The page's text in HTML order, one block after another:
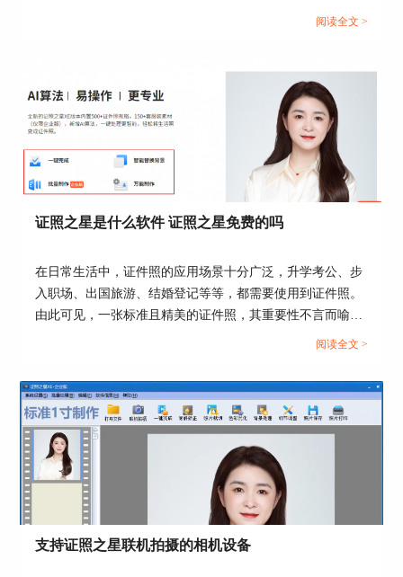
图5：背景颜色更换成功界面
四、“照片保存”
背景颜色更换成功后，点击“一键完成”或“照片裁
背景分明，则可直接点击“一键完成”进行照片格式
的快速处理
图6：证件照保存
作。那么证件照如何在证照之星中拍摄和打印呢？这篇文章
阅读全文 >
证照之星是什么软件 证照之星免费的吗
在日常生活中，证件照的应用场景十分广泛，升学考公、步
入职场、出国旅游、结婚登记等等，都需要使用到证件照。
由此可见，一张标准且精美的证件照，其重要性不言而喻。
今天这篇文章就以“证照之星是什么软件，证照之星免费的
阅读全文 >
支持证照之星联机拍摄的相机设备